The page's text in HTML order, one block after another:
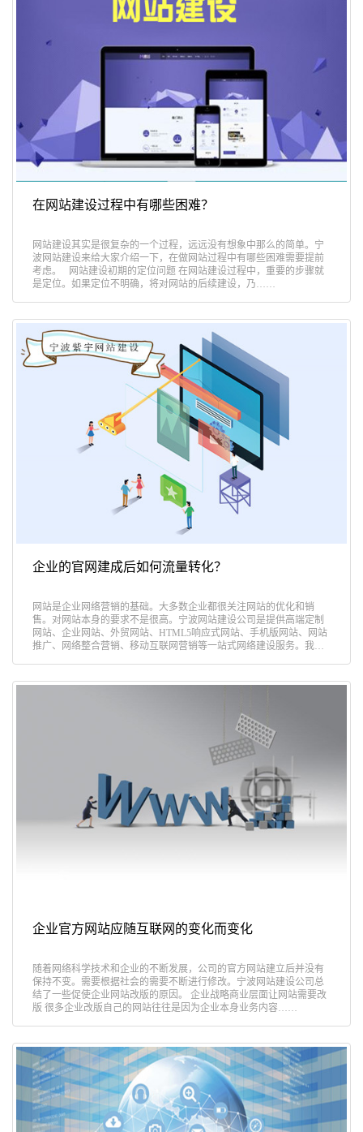
在网站建设过程中有哪些困难？
网站建设其实是很复杂的一个过程，远远没有想象中那么的简单。宁
波网站建设来给大家介绍一下，在做网站过程中有哪些困难需要提前
考虑。 网站建设初期的定位问题 在网站建设过程中，重要的步骤就
是定位。如果定位不明确，将对网站的后续建设，乃……
企业的官网建成后如何流量转化？
网站是企业网络营销的基础。大多数企业都很关注网站的优化和销
售。对网站本身的要求不是很高。宁波网站建设公司是提供高端定制
网站、企业网站、外贸网站、HTML5响应式网站、手机版网站、网站
推广、网络整合营销、移动互联网营销等一站式网络建设服务。我们
企业官方网站应随互联网的变化而变化
随着网络科学技术和企业的不断发展，公司的官方网站建立后并没有
保持不变。需要根据社会的需要不断进行修改。宁波网站建设公司总
结了一些促使企业网站改版的原因。 企业战略商业层面让网站需要改
版 很多企业改版自己的网站往往是因为企业本身业务内容……